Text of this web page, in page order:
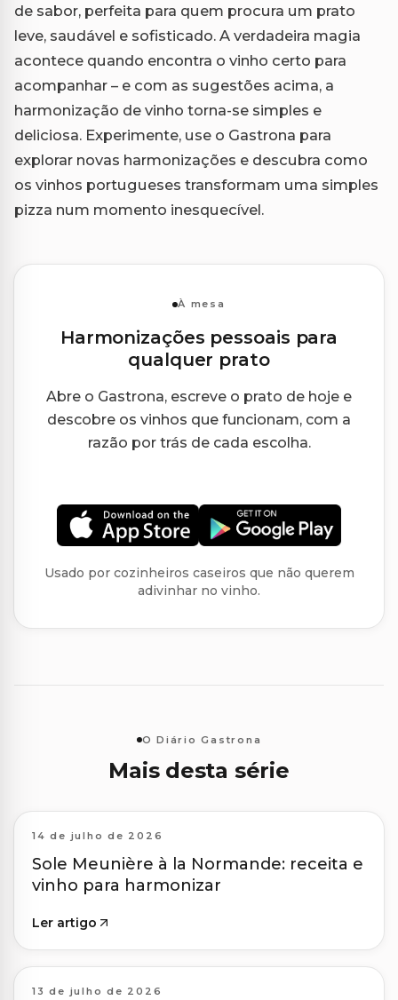
de sabor, perfeita para quem procura um prato
leve, saudável e sofisticado. A verdadeira magia
acontece quando encontra o vinho certo para
acompanhar – e com as sugestões acima, a
harmonização de vinho torna-se simples e
deliciosa. Experimente, use o Gastrona para
explorar novas harmonizações e descubra como
os vinhos portugueses transformam uma simples
pizza num momento inesquecível.
À mesa
Harmonizações pessoais para
qualquer prato
Abre o Gastrona, escreve o prato de hoje e
descobre os vinhos que funcionam, com a
razão por trás de cada escolha.
Usado por cozinheiros caseiros que não querem
adivinhar no vinho.
O Diário Gastrona
Mais desta série
14 de julho de 2026
Sole Meunière à la Normande: receita e
vinho para harmonizar
Ler artigo
13 de julho de 2026